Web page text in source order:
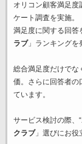
オリコン顧客満足度
ケート調査を実施。
満足度に関する回答
ラブ」ランキングを
総合満足度だけでな
価。さらに回答者の
ています。
サービス検討の際、
クラブ」選びにお役